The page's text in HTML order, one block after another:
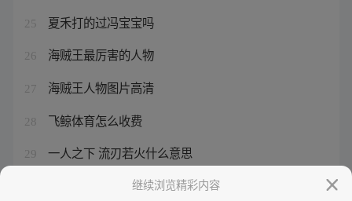
25 夏禾打的过冯宝宝吗
26 海贼王最厉害的人物
27 海贼王人物图片高清
28 飞鲸体育怎么收费
29 一人之下 流刃若火什么意思
龙珠超宇宙2所有变身获取方法
继续浏览精彩内容